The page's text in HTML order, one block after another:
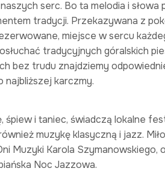
serc. Bo ta melodia i słowa
tradycji. Przekazywana z
miejsce w sercu
tradycyjnych góralskich
bez trudu znajdziemy
najbliższej karczmy.
i taniec, świadczą lokalne
muzykę klasyczną i jazz.
Muzyki Karola Szymanowskiego,
Noc Jazzowa.